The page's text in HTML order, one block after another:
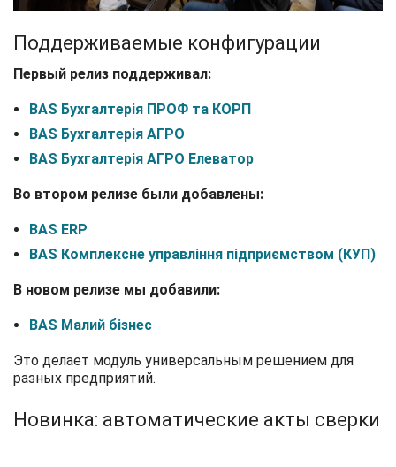
Поддерживаемые конфигурации
Первый релиз поддерживал:
BAS Бухгалтерія ПРОФ та КОРП
BAS Бухгалтерія АГРО
BAS Бухгалтерія АГРО Елеватор
Во втором релизе были добавлены:
BAS ERP
BAS Комплексне управління підприємством (КУП)
В новом релизе мы добавили:
BAS Малий бізнес
Это делает модуль универсальным решением для
разных предприятий.
Новинка: автоматические акты сверки